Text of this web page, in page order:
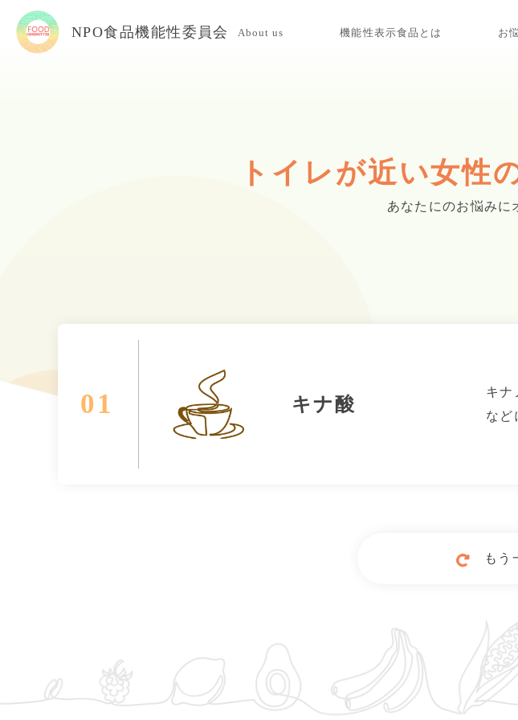
NPO食品機能性委員会 About us
お問い合わせ
機能性表示食品とは お
トイレが近い女性
あなたにのお悩みに
01 キナ酸
キナ
など
もう